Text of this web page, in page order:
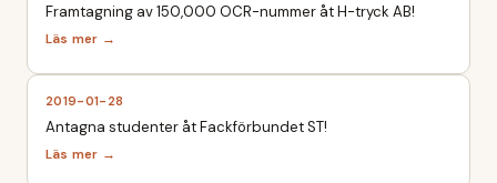
Framtagning av 150,000 OCR-nummer åt H-tryck AB!
2019-01-28
Antagna studenter åt Fackförbundet ST!